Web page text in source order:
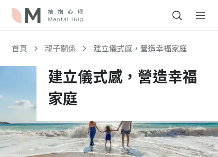
首頁 親子關係 建立儀式感，營造幸福家庭
建立儀式感，營造幸福
家庭